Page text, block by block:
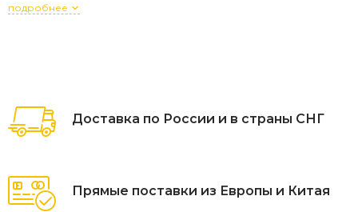
подробнее
Доставка по России и в страны СНГ
Прямые поставки из Европы и Китая